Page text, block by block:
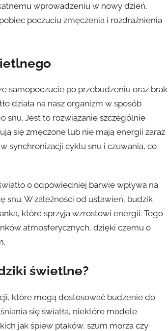
wprowadzeniu w nowy dzień,
poczuciu zmęczenia i rozdrażnienia
samopoczucie po przebudzeniu oraz brak
działa na nasz organizm w sposób
snu. Jest to rozwiązanie szczególnie
się zmęczone lub nie mają energii zaraz
synchronizacji cyklu snu i czuwania, co
o odpowiedniej barwie wpływa na
W zależności od ustawień, budzik
które sprzyja wzrostowi energii. Tego
atmosferycznych, dzięki czemu o
świetlne?
które mogą dostosować budzenie do
się światła, niektóre modele
jak śpiew ptaków, szum morza czy